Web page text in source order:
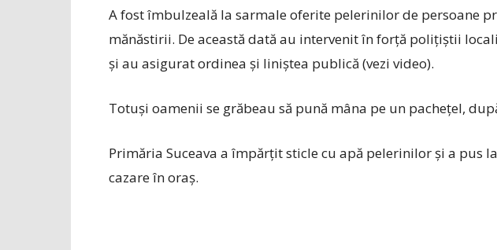
A fost îmbulzeală la sarmale oferite pelerinilor de persoane
mănăstirii. De această dată au intervenit în forță polițiștii
și au asigurat ordinea și liniștea publică (vezi video).
Totuși oamenii se grăbeau să pună mâna pe un pachețel,
Primăria Suceava a împărțit sticle cu apă pelerinilor și a pus
cazare în oraș.